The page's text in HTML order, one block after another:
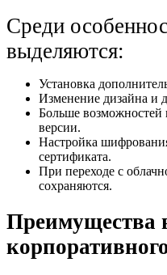
Среди
выделяются:
Установка
Изменение дизайна и
Больше возможностей
версии.
Настройка
сертификата.
При переходе с
сохраняются.
Преимущества